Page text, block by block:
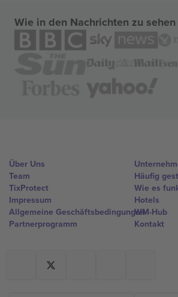
Wie in den Nachrichten zu sehen
Über Uns
Team
TixProtect
Impressum
Allgemeine Geschäftsbedingungen
Partnerprogramm
Häufig
Wie es
Hotels
WM-Hub
Kontakt